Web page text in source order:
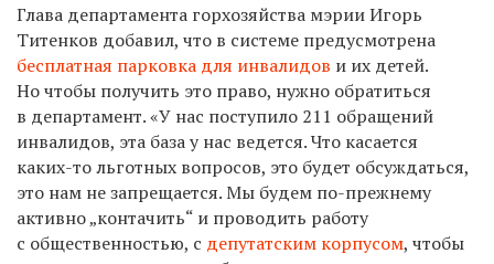
Глава департамента горхозяйства мэрии Игорь
Титенков добавил, что в системе предусмотрена
бесплатная парковка для инвалидов и их детей.
Но чтобы получить это право, нужно обратиться
в департамент. «У нас поступило 211 обращений
инвалидов, эта база у нас ведется. Что касается
каких-то льготных вопросов, это будет обсуждаться,
это нам не запрещается. Мы будем по-прежнему
активно „контачить“ и проводить работу
с общественностью, с депутатским корпусом, чтобы